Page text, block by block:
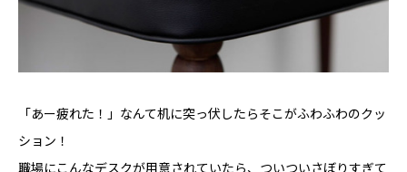
「あー疲れた！」なんて机に突っ伏したらそこがふわふわのクッ
ション！
職場にこんなデスクが用意されていたら、ついついさぼりすぎて